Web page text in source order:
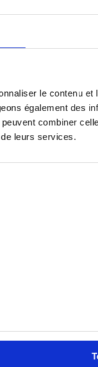
le contenu
également des
combiner
leurs services.